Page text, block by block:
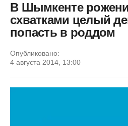
В Шымкенте
схватками целый
попасть в роддом
Опубликовано:
4 августа 2014, 13:00